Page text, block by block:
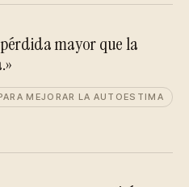
mayor que la
MEJORAR LA AUTOESTIMA